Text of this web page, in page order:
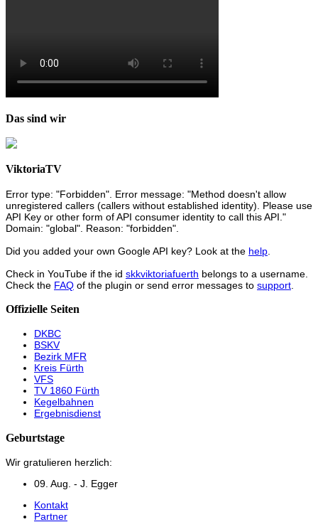
Das sind wir
ViktoriaTV
Error type: "Forbidden". Error message: "Method doesn't allow
unregistered callers (callers without established identity). Please use
API Key or other form of API consumer identity to call this API."
Domain: "global". Reason: "forbidden".
Did you added your own Google API key? Look at the help
Check in YouTube if the id skkviktoriafuerth belongs to a username.
Check the FAQ of the plugin or send error messages to support
Offizielle Seiten
DKBC
BSKV
Bezirk MFR
Kreis Fürth
VFS
TV 1860 Fürth
Kegelbahnen
Ergebnisdienst
Geburtstage
Wir gratulieren herzlich:
09. Aug. - J. Egger
Kontakt
Partner